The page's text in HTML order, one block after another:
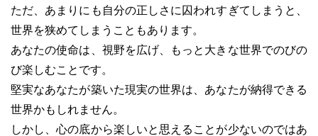
ただ、あまりにも自分の正しさに囚われすぎてしまうと、
世界を狭めてしまうこともあります。
あなたの使命は、視野を広げ、もっと大きな世界でのびの
び楽しむことです。
堅実なあなたが築いた現実の世界は、あなたが納得できる
世界かもしれません。
しかし、心の底から楽しいと思えることが少ないのではあ